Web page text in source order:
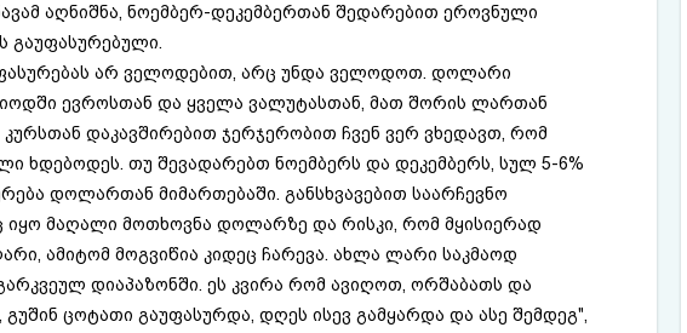
აღნიშნა, ნოემბერ-დეკემბერთან შედარებით ეროვნული
გაუფასურებული.
არ ველოდებით, არც უნდა ველოდოთ. დოლარი
ევროსთან და ყველა ვალუტასთან, მათ შორის ლართან
დაკავშირებით ჯერჯერობით ჩვენ ვერ ვხედავთ, რომ
ხდებოდეს. თუ შევადარებთ ნოემბერს და დეკემბერს, სულ 5-6%
დოლართან მიმართებაში. განსხვავებით საარჩევნო
იყო მაღალი მოთხოვნა დოლარზე და რისკი, რომ მყისიერად
ამიტომ მოგვიწია კიდეც ჩარევა. ახლა ლარი საკმაოდ
დიაპაზონში. ეს კვირა რომ ავიღოთ, ორშაბათს და
გუშინ ცოტათი გაუფასურდა, დღეს ისევ გამყარდა და ასე შემდეგ",